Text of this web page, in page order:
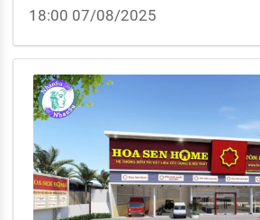
nhập đến 18tr? Bảng lương kế
18:00 07/08/2025